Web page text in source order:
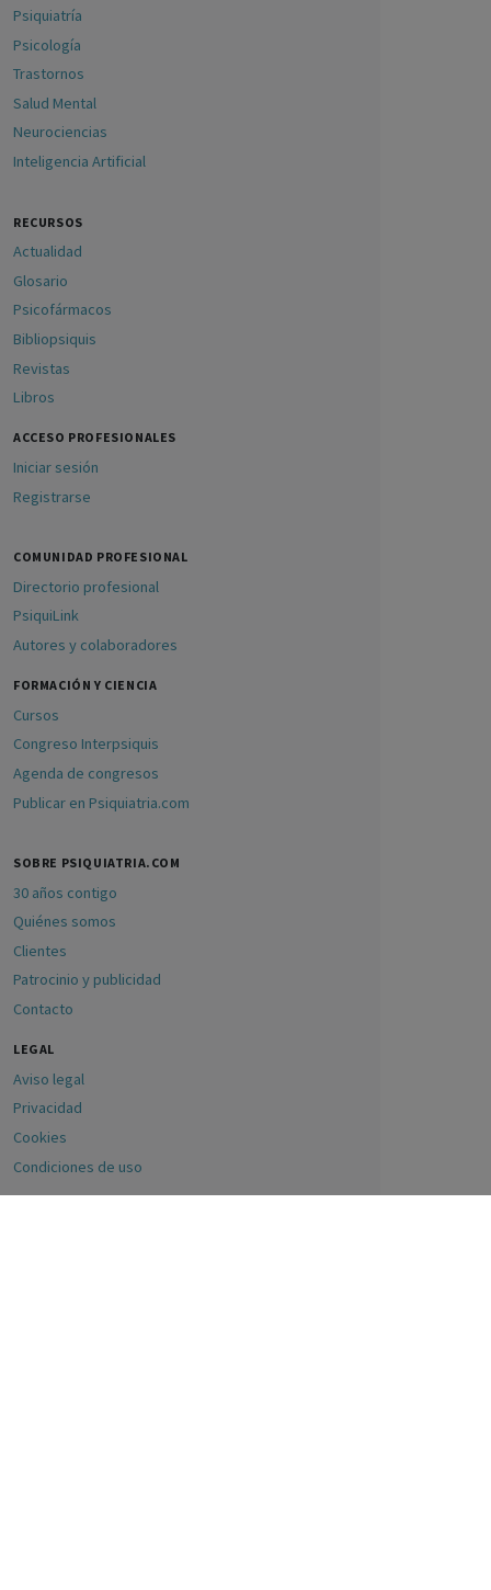
Psiquiatría
Psicología
Trastornos
Salud Mental
Neurociencias
Inteligencia Artificial
RECURSOS
Actualidad
Glosario
Psicofármacos
Bibliopsiquis
Revistas
Libros
ACCESO PROFESIONALES
Iniciar sesión
Registrarse
COMUNIDAD PROFESIONAL
Directorio profesional
PsiquiLink
Autores y colaboradores
FORMACIÓN Y CIENCIA
Cursos
Congreso Interpsiquis
Agenda de congresos
Publicar en Psiquiatria.com
SOBRE PSIQUIATRIA.COM
30 años contigo
Quiénes somos
Clientes
Patrocinio y publicidad
Contacto
LEGAL
Aviso legal
Privacidad
Cookies
Condiciones de uso